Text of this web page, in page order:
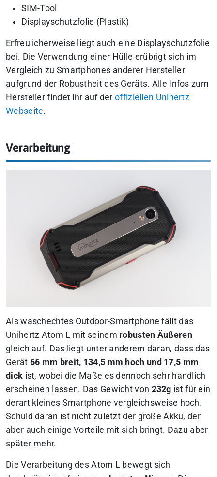
SIM-Tool
Displayschutzfolie (Plastik)
Erfreulicherweise liegt auch eine Displayschutzfolie
bei. Die Verwendung einer Hülle erübrigt sich im
Vergleich zu Smartphones anderer Hersteller
aufgrund der Robustheit des Geräts. Alle Infos zum
Hersteller findet ihr auf deroffiziellen Unihertz
Webseite.
Verarbeitung
Als waschechtes Outdoor-Smartphone fällt das
Unihertz Atom L mit seinem robusten Äußeren
gleich auf. Das liegt unter anderem daran, dass das
Gerät 66 mm breit, 134,5 mm hoch und 17,5 mm
dick ist, wobei die Maße es dennoch sehr handlich
erscheinen lassen. Das Gewicht von 232g ist für ein
derart kleines Smartphone vergleichsweise hoch.
Schuld daran ist nicht zuletzt der große Akku, der
aber auch einige Vorteile mit sich bringt. Dazu aber
später mehr.
Die Verarbeitung des Atom L bewegt sich